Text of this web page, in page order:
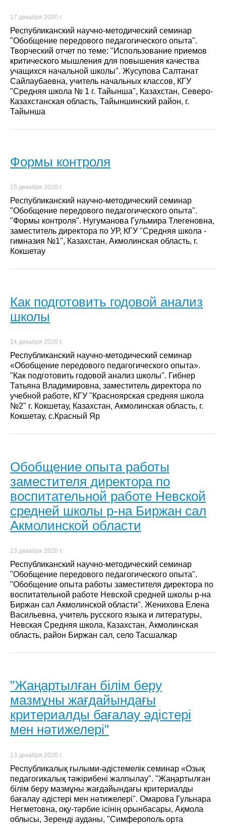
17 декабря 2020 г.
Республиканский научно-методический семинар
"Обобщение передового педагогического опыта".
Творческий отчет по теме: "Использование приемов
критического мышления для повышения качества
учащихся начальной школы". Жусупова Салтанат
Сайлаубаевна, учитель начальных классов, КГУ
"Средняя школа № 1 г. Тайынша", Казахстан, Северо-
Казахстанская область, Тайыншинский район, г.
Тайынша
Формы контроля
15 декабря 2020 г.
Республиканский научно-методический семинар
"Обобщение передового педагогического опыта".
"Формы контроля". Нугуманова Гульмира Тлегеновна,
заместитель директора по УР, КГУ "Средняя школа -
гимназия №1", Казахстан, Акмолинская область, г.
Кокшетау
Как подготовить годовой анализ
школы
14 декабря 2020 г.
Республиканский научно-методический семинар
«Обобщение передового педагогического опыта».
"Как подготовить годовой анализ школы". Гибнер
Татьяна Владимировна, заместитель директора по
учебной работе, КГУ "Красноярская средняя школа
№2" г. Кокшетау, Казахстан, Акмолинская область, г.
Кокшетау, с.Красный Яр
Обобщение опыта работы
заместителя директора по
воспитательной работе Невской
средней школы р-на Биржан сал
Акмолинской области
13 декабря 2020 г.
Республиканский научно-методический семинар
"Обобщение передового педагогического опыта".
"Обобщение опыта работы заместителя директора по
воспитательной работе Невской средней школы р-на
Биржан сал Акмолинской области". Женихова Елена
Васильевна, учитель русского языка и литературы,
Невская Средняя школа, Казахстан, Акмолинская
область, район Биржан сал, село Тасшалкар
"Жаңартылған білім беру
мазмұны жағдайындағы
критериалды бағалау әдістері
мен нәтижелері"
13 декабря 2020 г.
Республикалық ғылыми-әдістемелік семинар «Озық
педагогикалық тәжірибені жалпылау". "Жаңартылған
білім беру мазмұны жағдайындағы критериалды
бағалау әдістері мен нәтижелері". Омарова Гульнара
Негметовна, оқу-тәрбие ісінің орынбасары, Ақмола
облысы, Зеренді ауданы, "Симферополь орта